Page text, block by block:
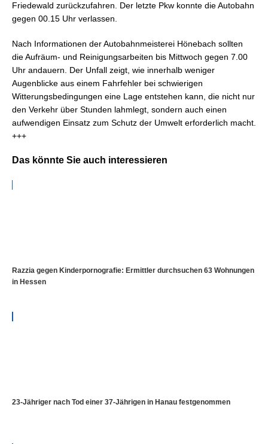
Friedewald zurückzufahren. Der letzte Pkw konnte die Autobahn
gegen 00.15 Uhr verlassen.
Nach Informationen der Autobahnmeisterei Hönebach sollten
die Aufräum- und Reinigungsarbeiten bis Mittwoch gegen 7.00
Uhr andauern. Der Unfall zeigt, wie innerhalb weniger
Augenblicke aus einem Fahrfehler bei schwierigen
Witterungsbedingungen eine Lage entstehen kann, die nicht nur
den Verkehr über Stunden lahmlegt, sondern auch einen
aufwendigen Einsatz zum Schutz der Umwelt erforderlich macht.
+++
Das könnte Sie auch interessieren
Razzia gegen Kinderpornografie: Ermittler durchsuchen 63 Wohnungen
in Hessen
23-Jähriger nach Tod einer 37-Jährigen in Hanau festgenommen